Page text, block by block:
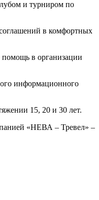
и турниром по
в комфортных
помощь в организации
информационного
15, 20 и 30 лет.
«НЕВА – Тревел» –